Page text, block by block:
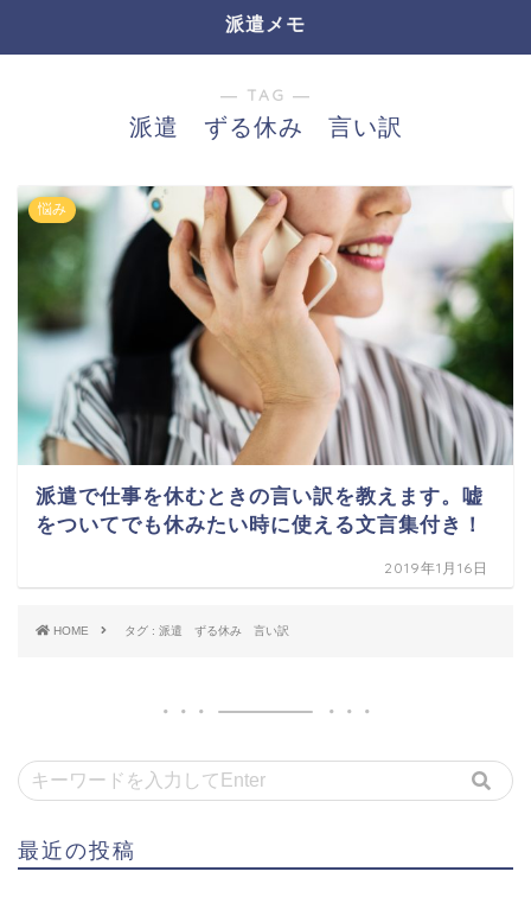
派遣メモ
― TAG ―
派遣 ずる休み 言い訳
悩み
派遣で仕事を休むときの言い訳を教えます。嘘
をついてでも休みたい時に使える文言集付き！
2019年1月16日
HOME タグ : 派遣 ずる休み 言い訳
最近の投稿